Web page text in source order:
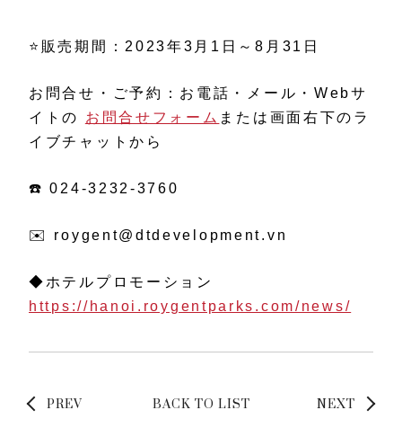
⭐️販売期間：2023年3月1日～8月31日
お問合せ・ご予約：お電話・メール・Webサ
イトの お問合せフォーム または画面右下のラ
イブチャットから
☎️ 024-3232-3760
✉️ roygent@dtdevelopment.vn
◆ホテルプロモーション
https://hanoi.roygentparks.com/news/
PREV BACK TO LIST NEXT